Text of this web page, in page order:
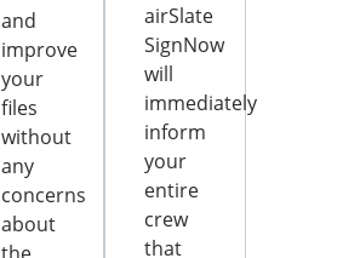
and
improve
your
files
without
any
concerns
about
airSlate
SignNow
will
immediately
inform
your
entire
crew
that